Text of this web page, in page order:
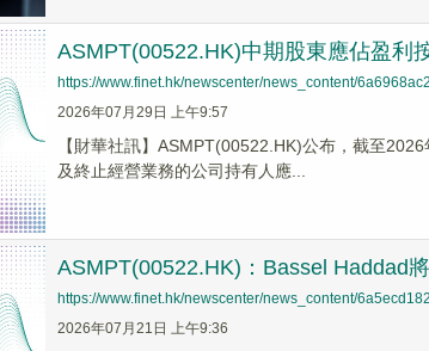
ASMPT(00522.HK)中期股東應佔盈利
https://www.finet.hk/newscenter/news_content/
2026年07月29日 上午9:57
【財華社訊】ASMPT(00522.HK)公布，截至
及終止經營業務的公司持有人應...
ASMPT(00522.HK)：Bassel Haddad
https://www.finet.hk/newscenter/news_content/
2026年07月21日 上午9:36